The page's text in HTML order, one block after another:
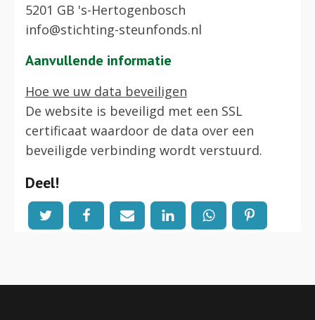
5201 GB 's-Hertogenbosch
info@stichting-steunfonds.nl
Aanvullende informatie
Hoe we uw data beveiligen
De website is beveiligd met een SSL
certificaat waardoor de data over een
beveiligde verbinding wordt verstuurd.
Deel!